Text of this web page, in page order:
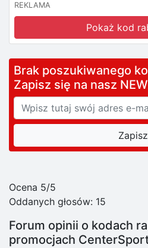
REKLAMA
Pokaż kod
Brak poszukiwanego
Zapisz się na nasz
Ocena 5/5
Oddanych głosów: 15
Forum opinii o kodach
promocjach